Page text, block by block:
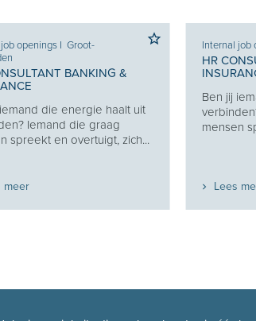
openings I Groot-
BANKING &
die energie haalt uit
Iemand die graag
spreekt en overtuigt, zich...
meer
Internal job
HR
Ben jij
mensen
Lees